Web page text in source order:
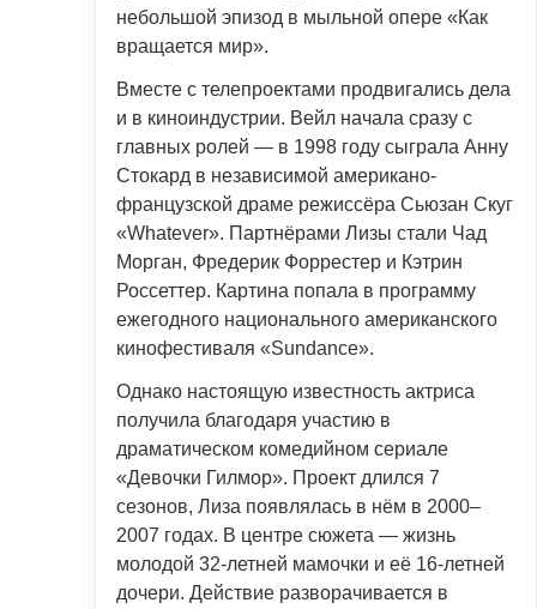
небольшой эпизод в мыльной опере «Как
вращается мир».
Вместе с телепроектами продвигались дела
и в киноиндустрии. Вейл начала сразу с
главных ролей — в 1998 году сыграла Анну
Стокард в независимой американо-
французской драме режиссёра Сьюзан Скуг
«Whatever». Партнёрами Лизы стали Чад
Морган, Фредерик Форрестер и Кэтрин
Россеттер. Картина попала в программу
ежегодного национального американского
кинофестиваля «Sundance».
Однако настоящую известность актриса
получила благодаря участию в
драматическом комедийном сериале
«Девочки Гилмор». Проект длился 7
сезонов, Лиза появлялась в нём в 2000–
2007 годах. В центре сюжета — жизнь
молодой 32-летней мамочки и её 16-летней
дочери. Действие разворачивается в